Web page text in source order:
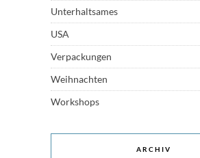
Unterhaltsames
USA
Verpackungen
Weihnachten
Workshops
ARCHIV